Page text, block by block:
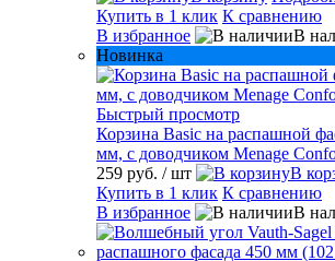
Купить в 1 клик К сравнению
В избранное
В
Новинка
Быстрый просмотр
Корзина Basic на распашной
мм, с доводчиком Menage
259 руб. / шт В
Купить в 1 клик К сравнению
В избранное
В